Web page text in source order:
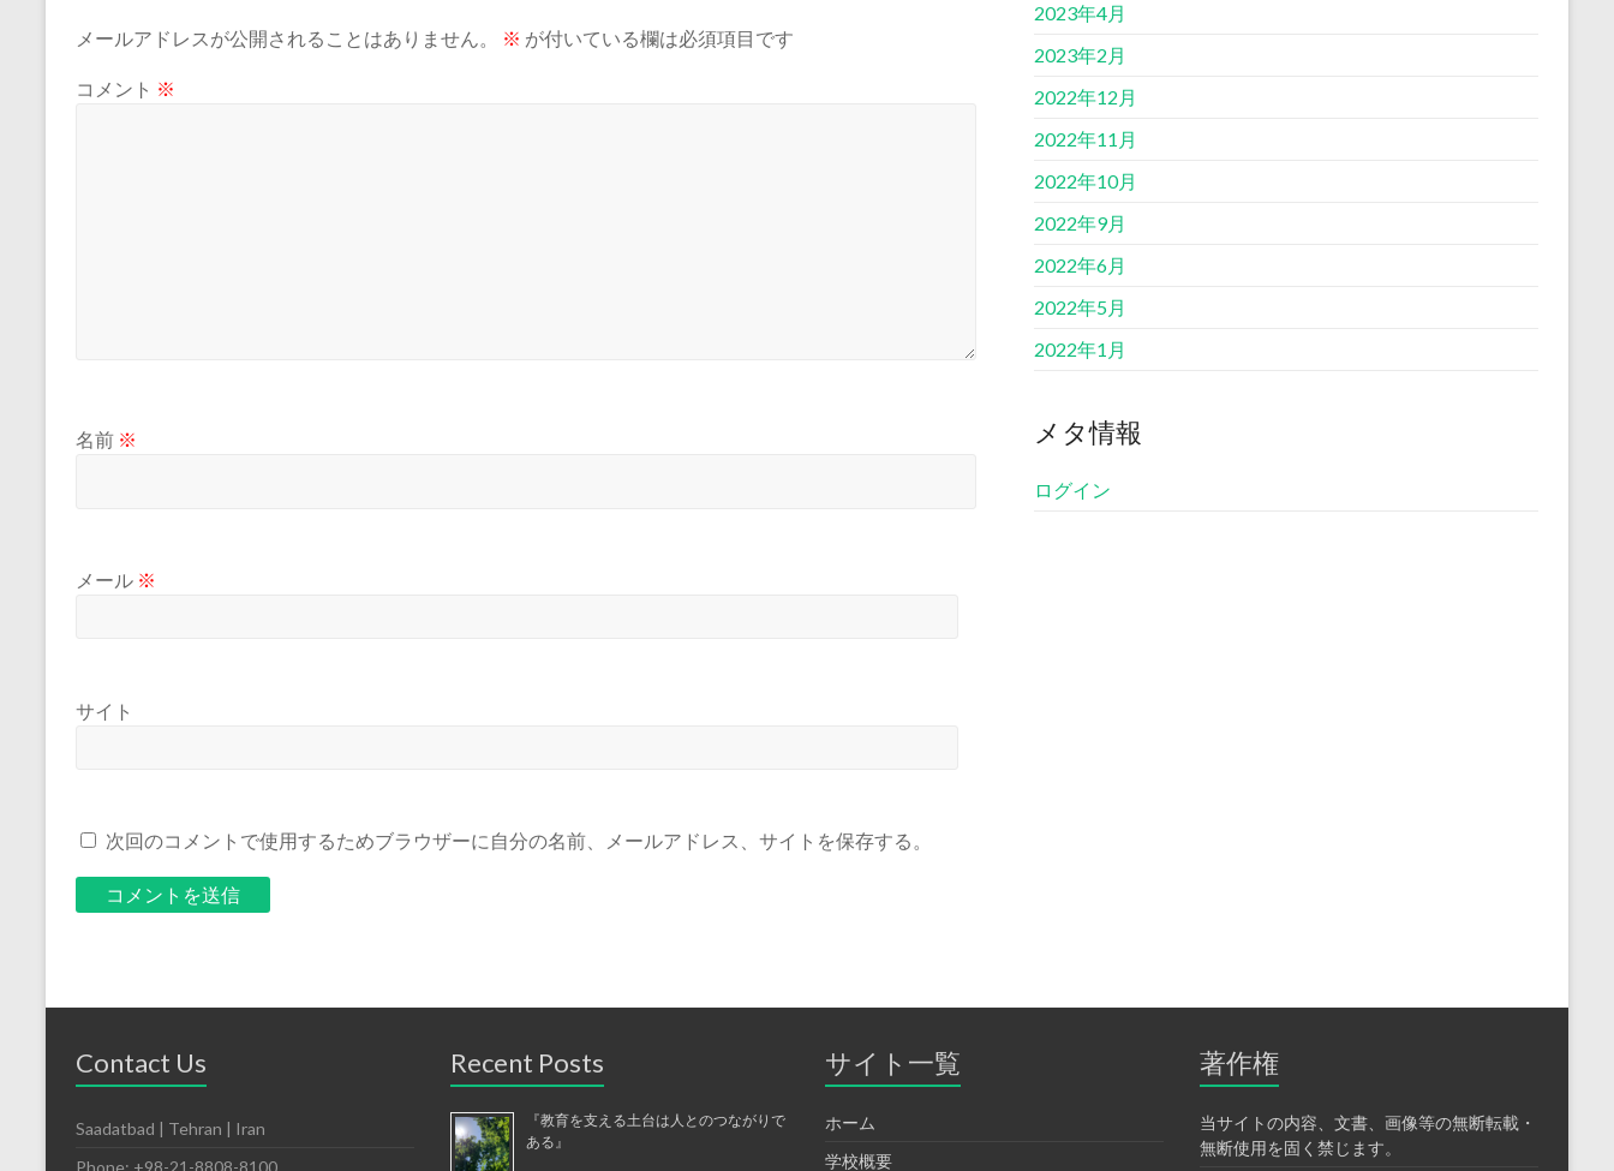
メールアドレスが公開されることはありません。 ※ が付いている欄は必須項目です
コメント ※
名前 ※
メール ※
サイト
次回のコメントで使用するためブラウザーに自分の名前、メールアドレス、サイトを保存する。
2023年4月
2023年2月
2022年12月
2022年11月
2022年10月
2022年9月
2022年6月
2022年5月
2022年1月
メタ情報
ログイン
Contact Us
Saadatbad | Tehran | Iran
Recent Posts
『教育を支える土台は人とのつながりで
ある』
サイト一覧
ホーム
学校概要
著作権
当サイトの内容、文書、画像等の無断転載・
無断使用を固く禁じます。